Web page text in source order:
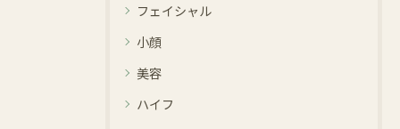
フェイシャル
小顔
美容
ハイフ